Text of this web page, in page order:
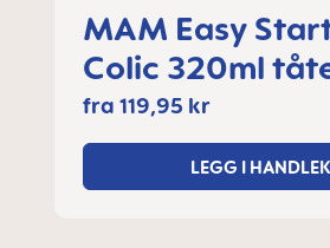
MAM Easy
Colic 320ml
måneder, 1 stk
fra 119,95 kr
LEGG I